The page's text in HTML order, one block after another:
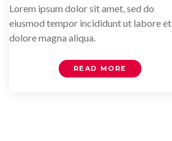
Lorem ipsum dolor sit amet, sed do
eiusmod tempor incididunt ut labore et
dolore magna aliqua.
READ MORE